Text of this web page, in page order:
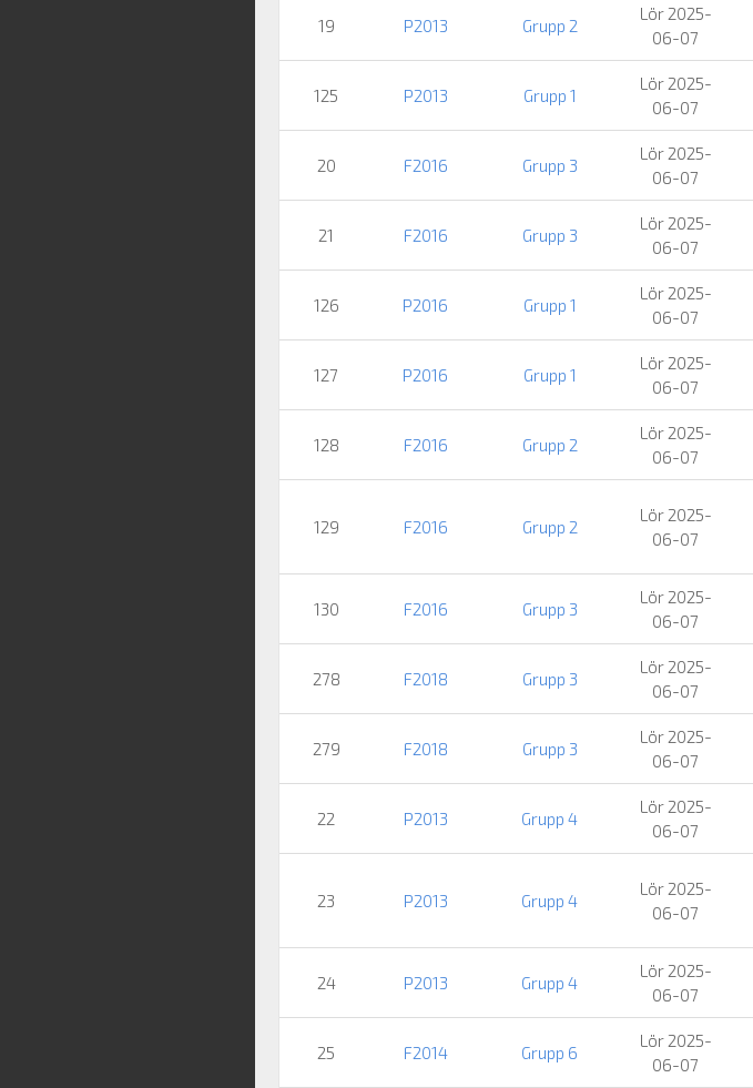
19 P2013 Grupp 2
Lör 2025-
06-07
125 P2013 Grupp 1
Lör 2025-
06-07
20 F2016 Grupp 3
Lör 2025-
06-07
21 F2016 Grupp 3
Lör 2025-
06-07
126 P2016 Grupp 1
Lör 2025-
06-07
127 P2016 Grupp 1
Lör 2025-
06-07
128 F2016 Grupp 2
Lör 2025-
06-07
129 F2016 Grupp 2
Lör 2025-
06-07
130 F2016 Grupp 3
Lör 2025-
06-07
278 F2018 Grupp 3
Lör 2025-
06-07
279 F2018 Grupp 3
Lör 2025-
06-07
22 P2013 Grupp 4
Lör 2025-
06-07
23 P2013 Grupp 4
Lör 2025-
06-07
24 P2013 Grupp 4
Lör 2025-
06-07
25 F2014 Grupp 6
Lör 2025-
06-07